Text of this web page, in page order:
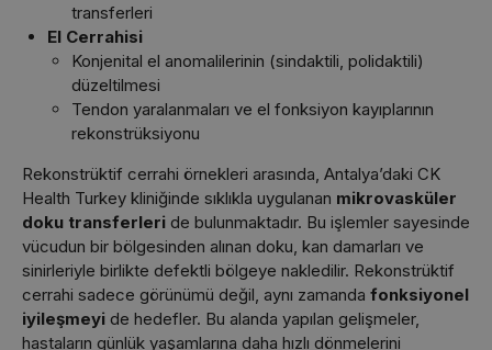
transferleri
El Cerrahisi
Konjenital el anomalilerinin (sindaktili, polidaktili)
düzeltilmesi
Tendon yaralanmaları ve el fonksiyon kayıplarının
rekonstrüksiyonu
Rekonstrüktif cerrahi örnekleri arasında, Antalya’daki CK
Health Turkey kliniğinde sıklıkla uygulanan mikrovasküler
doku transferleri de bulunmaktadır. Bu işlemler sayesinde
vücudun bir bölgesinden alınan doku, kan damarları ve
sinirleriyle birlikte defektli bölgeye nakledilir. Rekonstrüktif
cerrahi sadece görünümü değil, aynı zamanda fonksiyonel
iyileşmeyi de hedefler. Bu alanda yapılan gelişmeler,
hastaların günlük yaşamlarına daha hızlı dönmelerini